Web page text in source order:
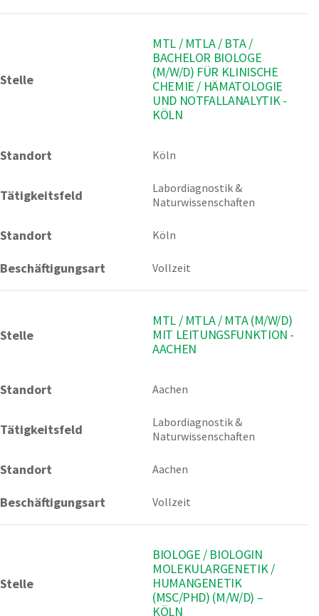
Stelle
MTL / MTLA / BTA /
BACHELOR BIOLOGE
(M/W/D) FÜR KLINISCHE
CHEMIE / HÄMATOLOGIE
UND NOTFALLANALYTIK -
KÖLN
Standort Köln
Tätigkeitsfeld
Labordiagnostik &
Naturwissenschaften
Standort Köln
Beschäftigungsart Vollzeit
Stelle
MTL / MTLA / MTA (M/W/D)
MIT LEITUNGSFUNKTION -
AACHEN
Standort Aachen
Tätigkeitsfeld
Labordiagnostik &
Naturwissenschaften
Standort Aachen
Beschäftigungsart Vollzeit
Stelle
BIOLOGE / BIOLOGIN
MOLEKULARGENETIK /
HUMANGENETIK
(MSC/PHD) (M/W/D) –
KÖLN